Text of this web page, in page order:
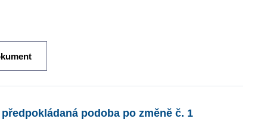
podoba po změně č. 1